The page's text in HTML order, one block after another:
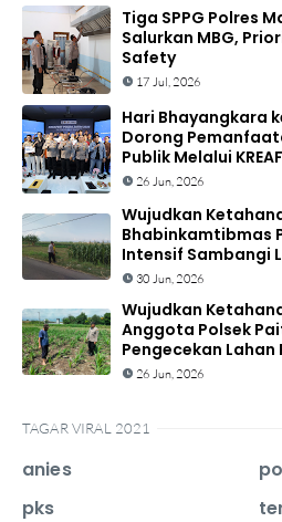
Tiga SPPG Polres
Salurkan MBG,
Safety
17 Jul, 2026
Hari Bhayangkara
Dorong
Publik Melalui
26 Jun, 2026
Wujudkan
Bhabinkamtibmas
Intensif Sambangi
30 Jun, 2026
Wujudkan
Anggota Polsek
Pengecekan
26 Jun, 2026
TAGAR VIRAL 2021
anies
pks